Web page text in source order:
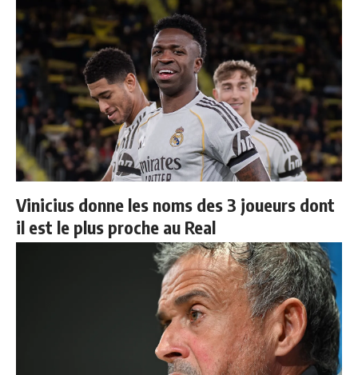
Vinicius donne les noms des 3 joueurs dont
il est le plus proche au Real